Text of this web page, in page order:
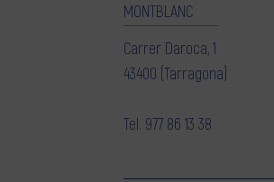
MONTBLANC
Carrer Daroca, 1
43400 (Tarragona)
Tel. 977 86 13 38